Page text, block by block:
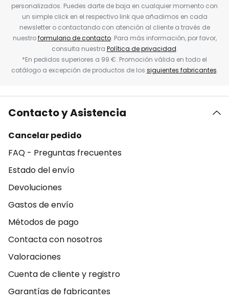
personalizados. Puedes darte de baja en cualquier momento con
un simple click en el respectivo link que añadimos en cada
newsletter o contactando con atención al cliente a través de
nuestroformulario de contacto. Para más información, por favor,
consulta nuestra Política de privacidad.
*En pedidos superiores a 99 €. Promoción válida en todo el
catálogo a excepción de productos de los siguientes fabricantes.
Contacto y Asistencia
Cancelar pedido
FAQ - Preguntas frecuentes
Estado del envío
Devoluciones
Gastos de envío
Métodos de pago
Contacta con nosotros
Valoraciones
Cuenta de cliente y registro
Garantías de fabricantes